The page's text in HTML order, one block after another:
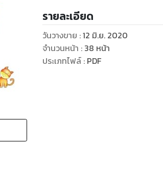
รายละเอียด
วันวางขาย :12 มิ.ย. 2020
จำนวนหน้า : 38 หน้า
ประเภทไฟล์: PDF